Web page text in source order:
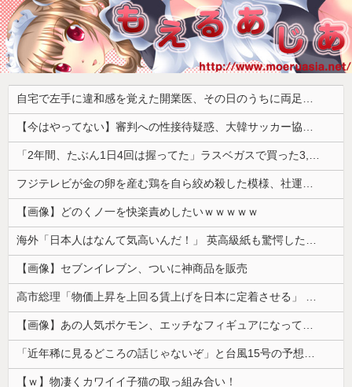
自宅で左手に違和感を覚えた開業医、その日のうちに両足が動かなくなり入院すると……
【今はやってない】審判への性接待疑惑、大韓サッカー協会が声明「現在は一切発生していない」「世界中のサッカー界関係者の皆さんにお詫び」
「2年間、たぶん1日4回は握ってた」ラスベガスで買った3,000円のキーホルダーを調べたら
フジテレビが金の卵を産む鶏を自ら絞め殺した模様、社運を賭けたドル箱コンテンツが御蔵入りになってしまい……
【画像】どのくノ一を快楽責めしたいｗｗｗｗｗ
海外「日本人はなんて気高いんだ！」 英高級紙も驚愕した極限の中の日本人の姿に世界が衝撃
【画像】セブンイレブン、ついに神商品を販売
高市総理「物価上昇を上回る賃上げを日本に定着させる」 →国家公務員月給3.51％増へ 人事院の勧告を受け
【画像】あの人気ポケモン、エッチなフィギュアになってしまう
「近年稀に見るどころの話じゃないぞ」と台風15号の予想進路に困惑する人が多数、偏西風が全く通用していないんだけど……
【ｗ】物凄くカワイイ子猫の取っ組み合い！